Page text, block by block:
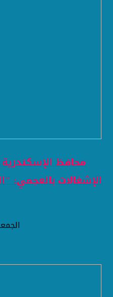
محافظ الإسكندرية
الإشغالات بالعجمي:
الجمعة 07 أغسطس 2026